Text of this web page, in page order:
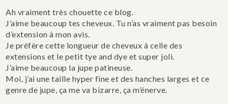
Ah vraiment très chouette ce blog.
J’aime beaucoup tes cheveux. Tu n’as vraiment pas besoin
d’extension à mon avis.
Je préfère cette longueur de cheveux à celle des
extensions et le petit tye and dye et super joli.
J’aime beaucoup la jupe patineuse.
Moi, j’ai une taille hyper fine et des hanches larges et ce
genre de jupe, ça me va bizarre, ça m’énerve.